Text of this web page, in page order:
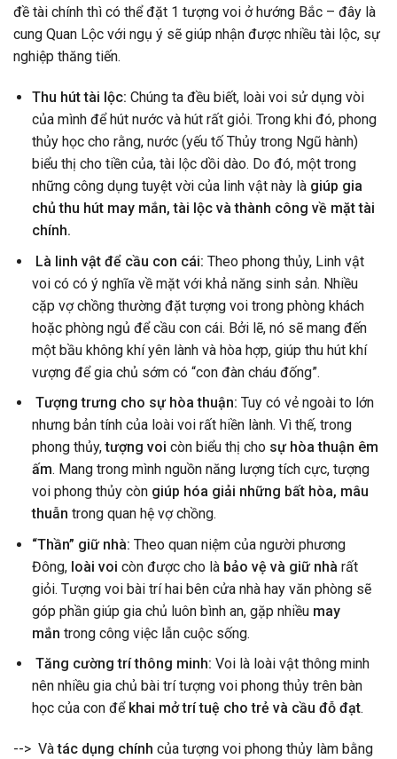
đề tài chính thì có thể đặt 1 tượng voi ở hướng Bắc – đây là
cung Quan Lộc với ngụ ý sẽ giúp nhận được nhiều tài lộc, sự
nghiệp thăng tiến.
Thu hút tài lộc: Chúng ta đều biết, loài voi sử dụng vòi
của mình để hút nước và hút rất giỏi. Trong khi đó, phong
thủy học cho rằng, nước (yếu tố Thủy trong Ngũ hành)
biểu thị cho tiền của, tài lộc dồi dào. Do đó, một trong
những công dụng tuyệt vời của linh vật này là giúp gia
chủ thu hút may mắn, tài lộc và thành công về mặt tài
chính.
Là linh vật để cầu con cái: Theo phong thủy, Linh vật
voi có có ý nghĩa về mặt với khả năng sinh sản. Nhiều
cặp vợ chồng thường đặt tượng voi trong phòng khách
hoặc phòng ngủ để cầu con cái. Bởi lẽ, nó sẽ mang đến
một bầu không khí yên lành và hòa hợp, giúp thu hút khí
vượng để gia chủ sớm có “con đàn cháu đống”.
Tượng trưng cho sự hòa thuận: Tuy có vẻ ngoài to lớn
nhưng bản tính của loài voi rất hiền lành. Vì thế, trong
phong thủy,tượng voi còn biểu thị cho sự hòa thuận êm
ấm. Mang trong mình nguồn năng lượng tích cực, tượng
voi phong thủy còn giúp hóa giải những bất hòa, mâu
thuẫn trong quan hệ vợ chồng.
“Thần” giữ nhà: Theo quan niệm của người phương
Đông, loài voi còn được cho là bảo vệ và giữ nhà rất
giỏi. Tượng voi bài trí hai bên cửa nhà hay văn phòng sẽ
góp phần giúp gia chủ luôn bình an, gặp nhiều may
mắn trong công việc lẫn cuộc sống.
Tăng cường trí thông minh: Voi là loài vật thông minh
nên nhiều gia chủ bài trí tượng voi phong thủy trên bàn
học của con để khai mở trí tuệ cho trẻ và cầu đỗ đạt.
--> Vàtác dụng chính của tượng voi phong thủy làm bằng